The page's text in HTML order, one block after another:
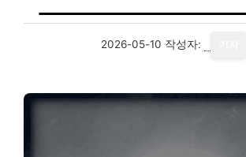
2026-05-10 작성자: